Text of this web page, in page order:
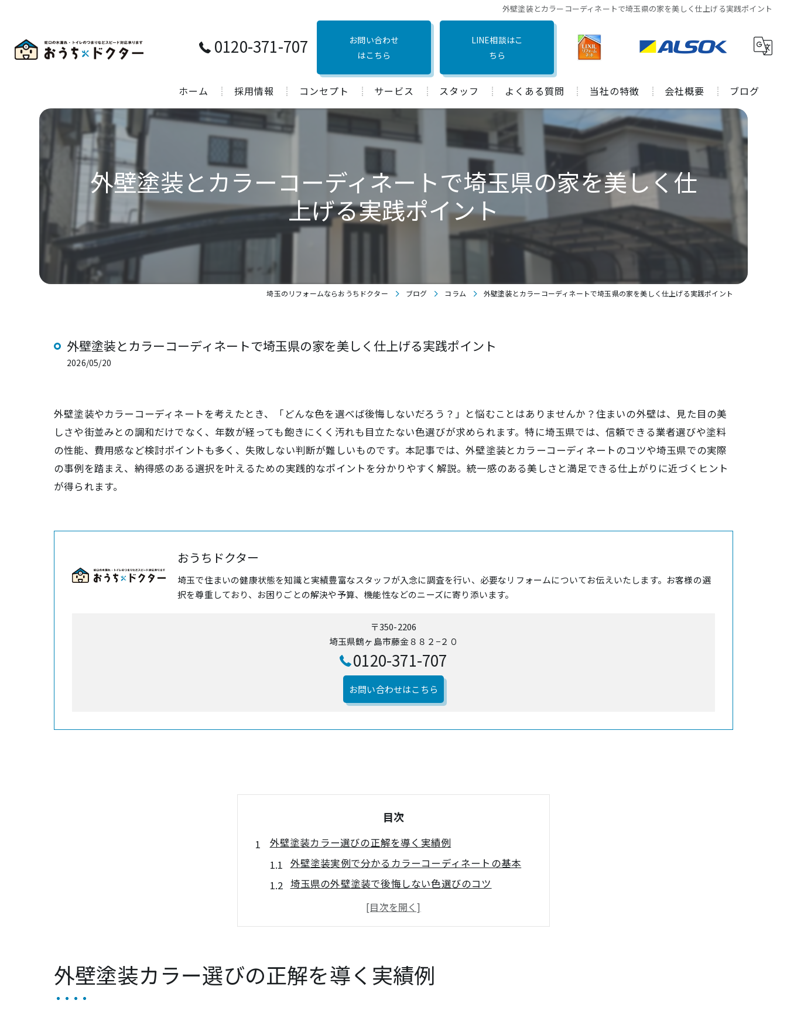
外壁塗装とカラーコーディネートで埼玉県の家を美しく仕上げる実践ポイント
0120-371-707
お問い合わせ
はこちら
LINE相談はこ
ちら
ホーム 採用情報 コンセプト サービス スタッフ よくある質問 当社の特徴
水回り
キッチン
お風呂
トイレ
会社概要 ブログ
外壁塗装とカラーコーディネートで埼玉県の家を美しく仕
上げる実践ポイント
埼玉のリフォームならおうちドクター ブログ コラム 外壁塗装とカラーコーディネートで埼玉県の家を美しく仕上げる実践ポイント
外壁塗装とカラーコーディネートで埼玉県の家を美しく仕上げる実践ポイント
2026/05/20
外壁塗装やカラーコーディネートを考えたとき、「どんな色を選べば後悔しないだろう？」と悩むことはありませんか？住まいの外壁は、見た目の美
しさや街並みとの調和だけでなく、年数が経っても飽きにくく汚れも目立たない色選びが求められます。特に埼玉県では、信頼できる業者選びや塗料
の性能、費用感など検討ポイントも多く、失敗しない判断が難しいものです。本記事では、外壁塗装とカラーコーディネートのコツや埼玉県での実際
の事例を踏まえ、納得感のある選択を叶えるための実践的なポイントを分かりやすく解説。統一感のある美しさと満足できる仕上がりに近づくヒント
が得られます。
おうちドクター
埼玉で住まいの健康状態を知識と実績豊富なスタッフが入念に調査を行い、必要なリフォームについてお伝えいたします。お客様の選
択を尊重しており、お困りごとの解決や予算、機能性などのニーズに寄り添います。
〒350-2206
埼玉県鶴ヶ島市藤金８８２−２０
0120-371-707
お問い合わせはこちら
目次
外壁塗装カラー選びの正解を導く実績例
外壁塗装実例で分かるカラーコーディネートの基本
埼玉県の外壁塗装で後悔しない色選びのコツ
外壁塗装に強い業者の実績から学ぶ配色パターン
外壁塗装と家全体のバランスを意識した色決め法
調和も美観も両立する外壁塗装の配色術
外壁塗装で街並みと調和する配色のポイント
外壁塗装カラー選びの正解を導く実績例